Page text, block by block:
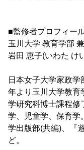
■監修者プロフィー
玉川大学 教育学部
岩田 恵子(いわた け
日本女子大学家政
年より玉川大学教育
学研究科博士課程修
学、児童学、保育学
学出版部(共編)、『
ど。